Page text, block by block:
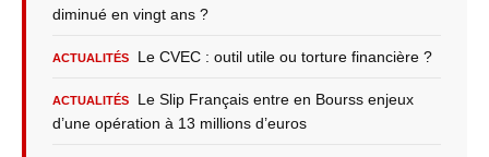
diminué en vingt ans ?
ACTUALITÉS Le CVEC : outil utile ou torture financière ?
ACTUALITÉS
Le Slip Français entre en Bourss enjeux
d’une opération à 13 millions d’euros